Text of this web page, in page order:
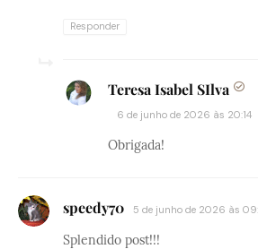
Responder
Teresa Isabel SIlva
6 de junho de 2026 às 20:14
Obrigada!
speedy70 5 de junho de 2026 às
Splendido post!!!